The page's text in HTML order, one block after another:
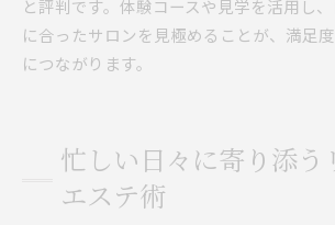
と評判です。体験コースや見学を活用し
に合ったサロンを見極めることが、満足
につながります。
忙しい日々に寄り添う
エステ術